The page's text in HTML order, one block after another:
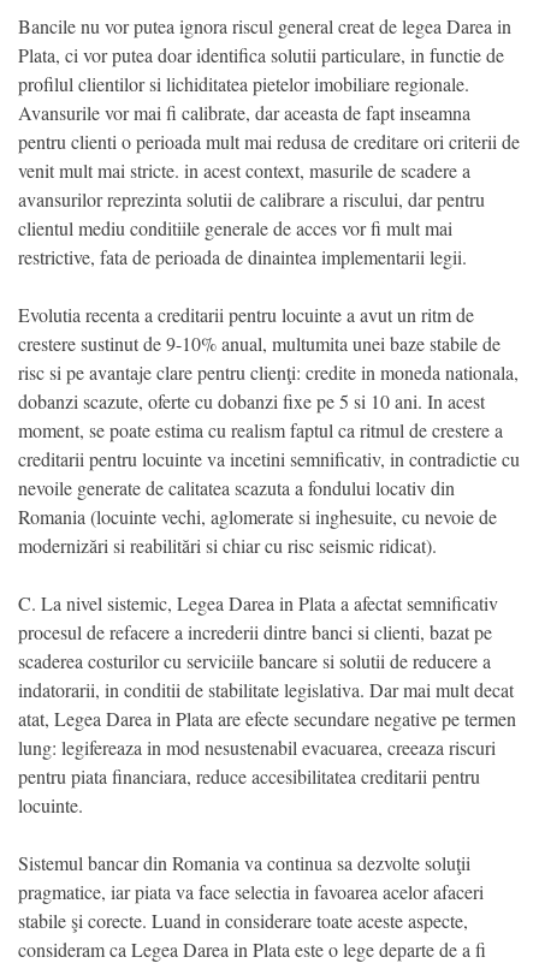
Bancile nu vor putea ignora riscul general creat de legea Darea in
Plata, ci vor putea doar identifica solutii particulare, in functie de
profilul clientilor si lichiditatea pietelor imobiliare regionale.
Avansurile vor mai fi calibrate, dar aceasta de fapt inseamna
pentru clienti o perioada mult mai redusa de creditare ori criterii de
venit mult mai stricte. in acest context, masurile de scadere a
avansurilor reprezinta solutii de calibrare a riscului, dar pentru
clientul mediu conditiile generale de acces vor fi mult mai
restrictive, fata de perioada de dinaintea implementarii legii.
Evolutia recenta a creditarii pentru locuinte a avut un ritm de
crestere sustinut de 9-10% anual, multumita unei baze stabile de
risc si pe avantaje clare pentru clienţi: credite in moneda nationala,
dobanzi scazute, oferte cu dobanzi fixe pe 5 si 10 ani. In acest
moment, se poate estima cu realism faptul ca ritmul de crestere a
creditarii pentru locuinte va incetini semnificativ, in contradictie cu
nevoile generate de calitatea scazuta a fondului locativ din
Romania (locuinte vechi, aglomerate si inghesuite, cu nevoie de
modernizări si reabilitări si chiar cu risc seismic ridicat).
C. La nivel sistemic, Legea Darea in Plata a afectat semnificativ
procesul de refacere a increderii dintre banci si clienti, bazat pe
scaderea costurilor cu serviciile bancare si solutii de reducere a
indatorarii, in conditii de stabilitate legislativa. Dar mai mult decat
atat, Legea Darea in Plata are efecte secundare negative pe termen
lung: legifereaza in mod nesustenabil evacuarea, creeaza riscuri
pentru piata financiara, reduce accesibilitatea creditarii pentru
locuinte.
Sistemul bancar din Romania va continua sa dezvolte soluţii
pragmatice, iar piata va face selectia in favoarea acelor afaceri
stabile şi corecte. Luand in considerare toate aceste aspecte,
consideram ca Legea Darea in Plata este o lege departe de a fi